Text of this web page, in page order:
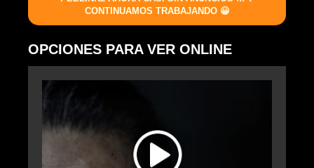
CONTINUAMOS TRABAJANDO 😀
OPCIONES PARA VER ONLINE